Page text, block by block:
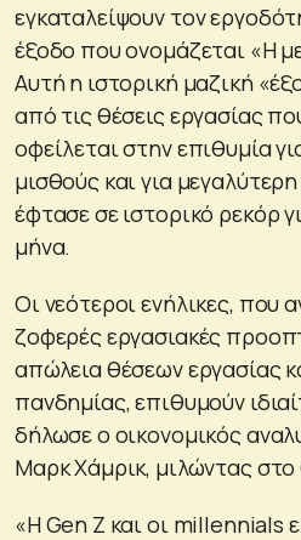
εγκαταλείψουν τον
έξοδο που ονομάζεται «Η
Αυτή η ιστορική μαζική
από τις θέσεις εργασίας
οφείλεται στην επιθυμία
μισθούς και για
έφτασε σε ιστορικό ρεκόρ
μήνα.
Οι νεότεροι ενήλικες, που
ζοφερές εργασιακές
απώλεια θέσεων εργασίας
πανδημίας, επιθυμούν
δήλωσε ο οικονομικός
Μαρκ Χάμρικ, μιλώντας στο
«Η Gen Z και οι millennials